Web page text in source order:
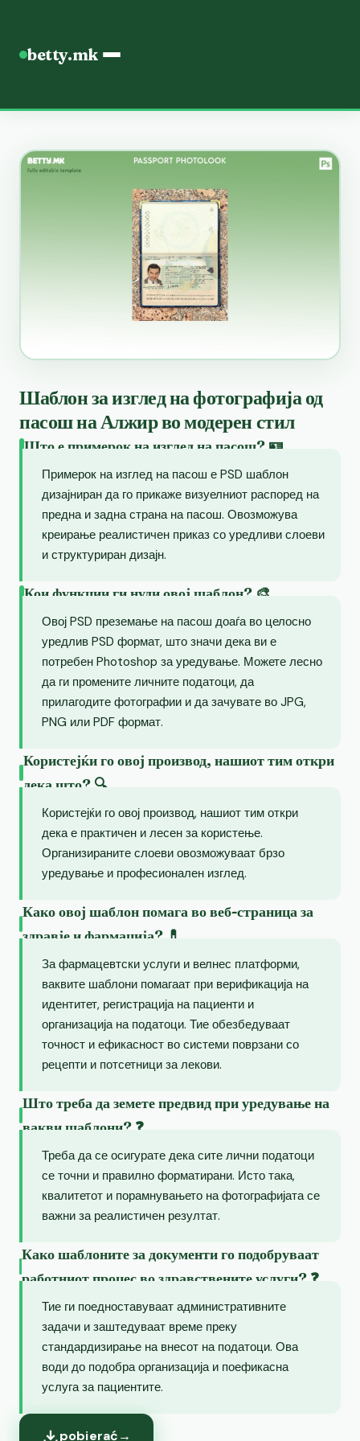
betty.mk
Шаблон за изглед на фотографија од
пасош на Алжир во модерен стил
Што е примерок на изглед на пасош? 🪪
Примерок на изглед на пасош е PSD шаблон
дизајниран да го прикаже визуелниот распоред на
предна и задна страна на пасош. Овозможува
креирање реалистичен приказ со уредливи слоеви
и структуриран дизајн.
Кои функции ги нуди овој шаблон? 🎨
Овој PSD преземање на пасош доаѓа во целосно
уредлив PSD формат, што значи дека ви е
потребен Photoshop за уредување. Можете лесно
да ги промените личните податоци, да
прилагодите фотографии и да зачувате во JPG,
PNG или PDF формат.
Користејќи го овој производ, нашиот тим откри
дека што? 🔍
Користејќи го овој производ, нашиот тим откри
дека е практичен и лесен за користење.
Организираните слоеви овозможуваат брзо
уредување и професионален изглед.
Како овој шаблон помага во веб-страница за
здравје и фармација? 💊
За фармацевтски услуги и велнес платформи,
ваквите шаблони помагаат при верификација на
идентитет, регистрација на пациенти и
организација на податоци. Тие обезбедуваат
точност и ефикасност во системи поврзани со
рецепти и потсетници за лекови.
Што треба да земете предвид при уредување на
вакви шаблони? ❓
Треба да се осигурате дека сите лични податоци
се точни и правилно форматирани. Исто така,
квалитетот и порамнувањето на фотографијата се
важни за реалистичен резултат.
Како шаблоните за документи го подобруваат
работниот процес во здравствените услуги? ❓
Тие ги поедноставуваат административните
задачи и заштедуваат време преку
стандардизирање на внесот на податоци. Ова
води до подобра организација и поефикасна
услуга за пациентите.
pobierać→